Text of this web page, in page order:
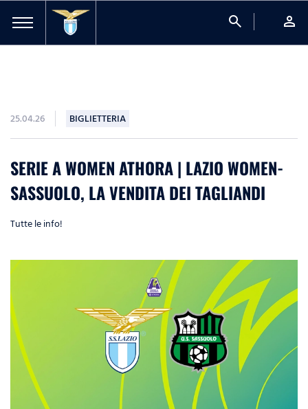
search person
25.04.26 BIGLIETTERIA
SERIE A WOMEN ATHORA | LAZIO WOMEN-
SASSUOLO, LA VENDITA DEI TAGLIANDI
Tutte le info!